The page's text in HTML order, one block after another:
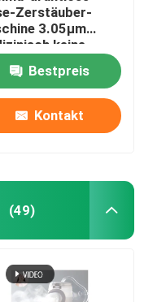
Zerstäuber-
3.05μm
keine
für Kinder
Bestpreis
Kontakt
(49)